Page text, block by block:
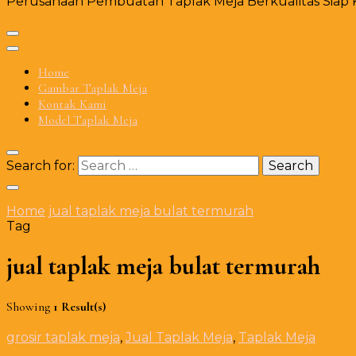
Home
Gambar Taplak Meja
Kontak Kami
Model Taplak Meja
Search for:
Home jual taplak meja bulat termurah
Tag
jual taplak meja bulat termurah
Showing 1 Result(s)
grosir taplak meja,Jual Taplak Meja, Taplak Meja